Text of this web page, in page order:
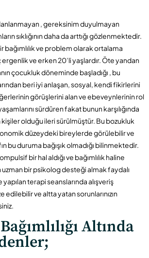
, gereksinim duyulmayan
sıklığının daha da arttığı gözlenmektedir.
bağımlılık ve problem olarak ortalama
ergenlik ve erken 20’li yaşlardır. Öte yandan
çocukluk döneminde başladığı , bu
beri iyi anlaşan, sosyal, kendi fikirlerini
görüşlerini alan ve ebeveynlerinin rol
sürdüren fakat bunun karşılığında
olduğu ileri sürülmüştür. Bu bozukluk
düzeydeki bireylerde görülebilir ve
bu duruma bağışık olmadığı bilinmektedir.
bir hal aldığı ve bağımlılık haline
bir psikolog desteği almak faydalı
terapi seanslarında alışveriş
edilebilir ve altta yatan sorunlarınızın
Altında